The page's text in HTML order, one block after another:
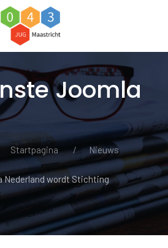
Joomla
Startpagina
Nieuws
Nederland wordt Stichting